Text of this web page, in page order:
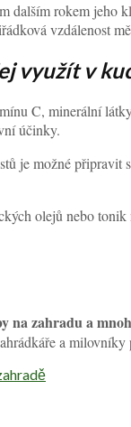
dalším rokem
vzdálenost
využít v
C, minerální
účinky.
je možné připravit
olejů nebo tonik
na zahradu a
a milovníky